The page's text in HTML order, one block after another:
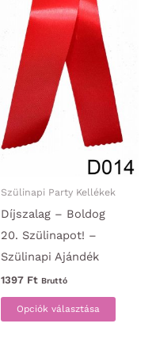
Szülinapi Party Kellékek
Díjszalag – Boldog
20. Szülinapot! –
Szülinapi Ajándék
1397 Ft Bruttó
Opciók választása
Ennek
a